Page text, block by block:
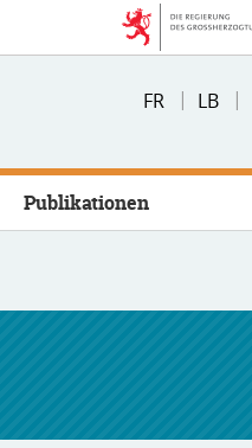
Changer
FR LB
Publikationen